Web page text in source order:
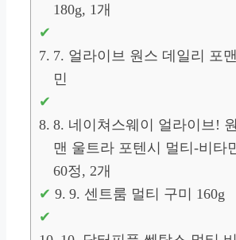
180g, 1개
7. 얼라이브 원스 데일리 포
민
8. 네이쳐스웨이 얼라이브!
맨 울트라 포텐시 멀티-비타
60정, 2개
9. 센트룸 멀티 구미 160g